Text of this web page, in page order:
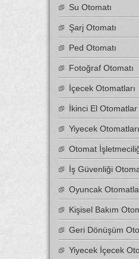
Su Otomatı
Şarj Otomatı
Ped Otomatı
Fotoğraf Otomatı
İçecek Otomatları
İkinci El Otomatlar
Yiyecek Otomatları
Otomat
İş Güvenliği
Oyuncak
Kişisel Bakım
Geri Dönüşüm
Yiyecek İçecek